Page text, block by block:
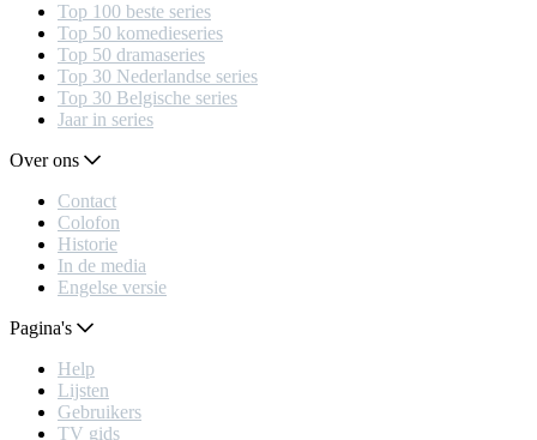
Top 100 beste series
Top 50 komedieseries
Top 50 dramaseries
Top 30 Nederlandse series
Top 30 Belgische series
Jaar in series
Over ons
Contact
Colofon
Historie
In de media
Engelse versie
Pagina's
Help
Lijsten
Gebruikers
TV gids